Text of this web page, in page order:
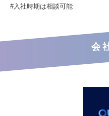
#入社時期は相談可能
会